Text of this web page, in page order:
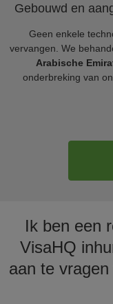
Gebouwd en
Geen enkele
vervangen. We
Arabische
onderbreking van
Ik ben een
VisaHQ
aan te